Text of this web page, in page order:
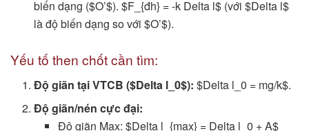
biến dạng ($O’$). $F_{đh} = -k Delta l$ (với $Delta l$
là độ biến dạng so với $O’$).
Yếu tố then chốt cần tìm:
Độ giãn tại VTCB ($Delta l_0$): $Delta l_0 = mg/k$.
Độ giãn/nén cực đại:
Độ giãn Max: $Delta l_{max} = Delta l_0 + A$